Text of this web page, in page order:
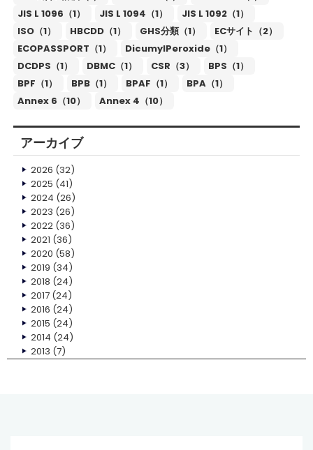
JIS L 1096（1）
JIS L 1094（1）
JIS L 1092（1）
ISO（1）
HBCDD（1） GHS分類（1）
ECサイト（2）
ECOPASSPORT（1）
DicumylPeroxide（1）
DCDPS（1）
DBMC（1） CSR（3）
BPS（1）
BPF（1）
BPB（1） BPAF（1）
BPA（1）
Annex 6（10）
Annex 4（10）
アーカイブ
2026 (32)
2025 (41)
2024 (26)
2023 (26)
2022(36)
2021 (36)
2020 (58)
2019 (34)
2018 (24)
2017(24)
2016 (24)
2015 (24)
2014 (24)
2013 (7)